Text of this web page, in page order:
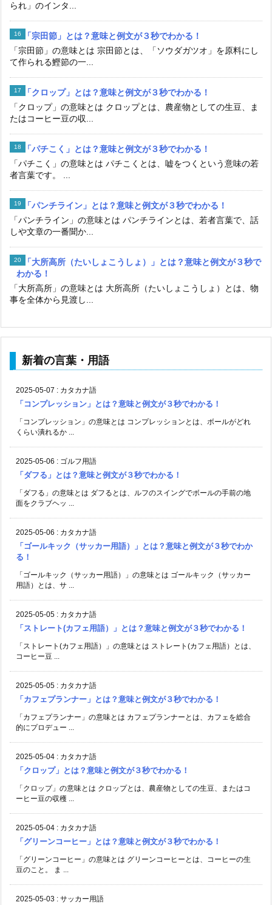
られ」のインタ...
「宗田節」とは？意味と例文が３秒でわかる！
「宗田節」の意味とは 宗田節とは、「ソウダガツオ」を原料にし
て作られる鰹節の一...
「クロップ」とは？意味と例文が３秒でわかる！
「クロップ」の意味とは クロップとは、農産物としての生豆、ま
たはコーヒー豆の収...
「パチこく」とは？意味と例文が３秒でわかる！
「パチこく」の意味とは パチこくとは、嘘をつくという意味の若
者言葉です。 ...
「パンチライン」とは？意味と例文が３秒でわかる！
「パンチライン」の意味とは パンチラインとは、若者言葉で、話
しや文章の一番聞か...
「大所高所（たいしょこうしょ）」とは？意味と例文が３秒で
わかる！
「大所高所」の意味とは 大所高所（たいしょこうしょ）とは、物
事を全体から見渡し...
新着の言葉・用語
2025-05-07 : カタカナ語
「コンプレッション」とは？意味と例文が３秒でわかる！
「コンプレッション」の意味とは コンプレッションとは、ボールがどれ
くらい潰れるか ...
2025-05-06 : ゴルフ用語
「ダフる」とは？意味と例文が３秒でわかる！
「ダフる」の意味とは ダフるとは、ルフのスイングでボールの手前の地
面をクラブヘッ ...
2025-05-06 : カタカナ語
「ゴールキック（サッカー用語）」とは？意味と例文が３秒でわか
る！
「ゴールキック（サッカー用語）」の意味とは ゴールキック（サッカー
用語）とは、サ ...
2025-05-05 : カタカナ語
「ストレート(カフェ用語）」とは？意味と例文が３秒でわかる！
「ストレート(カフェ用語）」の意味とは ストレート(カフェ用語）とは、
コーヒー豆 ...
2025-05-05 : カタカナ語
「カフェプランナー」とは？意味と例文が３秒でわかる！
「カフェプランナー」の意味とは カフェプランナーとは、カフェを総合
的にプロデュー ...
2025-05-04 : カタカナ語
「クロップ」とは？意味と例文が３秒でわかる！
「クロップ」の意味とは クロップとは、農産物としての生豆、またはコ
ーヒー豆の収穫 ...
2025-05-04 : カタカナ語
「グリーンコーヒー」とは？意味と例文が３秒でわかる！
「グリーンコーヒー」の意味とは グリーンコーヒーとは、コーヒーの生
豆のこと。 ま ...
2025-05-03 : サッカー用語